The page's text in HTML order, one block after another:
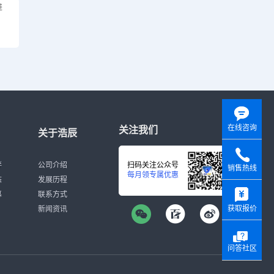
关于浩辰
公司介绍
发展历程
联系方式
新闻资讯
关注我们
扫码关注公众号
每月领专属优惠
在线咨询
销售热线
获取报价
问答社区